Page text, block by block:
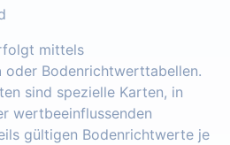
mittels
oder Bodenrichtwerttabellen.
sind spezielle Karten, in
wertbeeinflussenden
gültigen Bodenrichtwerte je